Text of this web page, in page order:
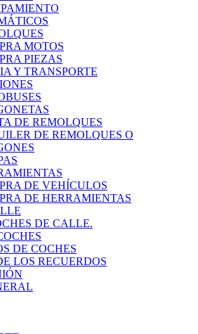
MOTOS
PIEZAS
Y TRANSPORTE
DE REMOLQUES
DE REMOLQUES O
DE VEHÍCULOS
DE HERRAMIENTAS
DE CALLE.
DE COCHES
LOS RECUERDOS